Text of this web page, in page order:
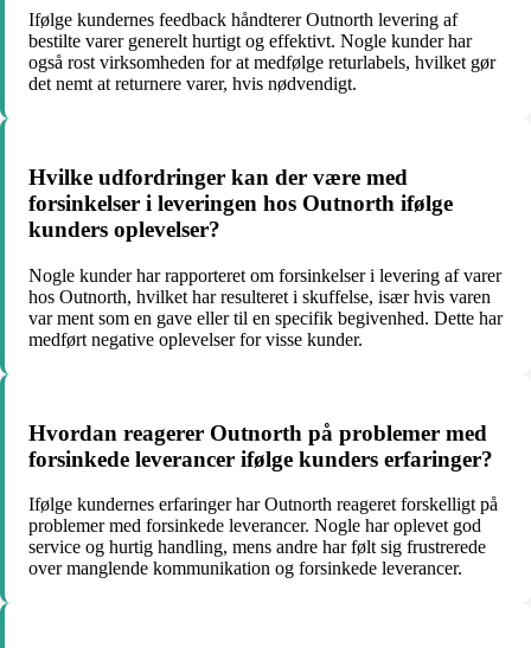
Ifølge kundernes feedback håndterer Outnorth levering af
bestilte varer generelt hurtigt og effektivt. Nogle kunder har
også rost virksomheden for at medfølge returlabels, hvilket gør
det nemt at returnere varer, hvis nødvendigt.
Hvilke udfordringer kan der være med
forsinkelser i leveringen hos Outnorth ifølge
kunders oplevelser?
Nogle kunder har rapporteret om forsinkelser i levering af varer
hos Outnorth, hvilket har resulteret i skuffelse, især hvis varen
var ment som en gave eller til en specifik begivenhed. Dette har
medført negative oplevelser for visse kunder.
Hvordan reagerer Outnorth på problemer med
forsinkede leverancer ifølge kunders erfaringer?
Ifølge kundernes erfaringer har Outnorth reageret forskelligt på
problemer med forsinkede leverancer. Nogle har oplevet god
service og hurtig handling, mens andre har følt sig frustrerede
over manglende kommunikation og forsinkede leverancer.